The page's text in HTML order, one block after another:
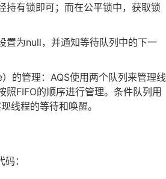
持有锁即可；而在公平锁中，获取锁
置为null，并通知等待队列中的下一
的管理：AQS使用两个队列来管理线
FIFO的顺序进行管理。条件队列用
线程的等待和唤醒。
：